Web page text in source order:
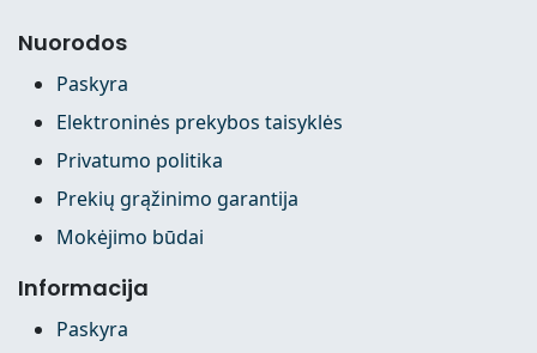
Nuorodos
Paskyra
Elektroninės prekybos taisyklės
Privatumo politika
Prekių grąžinimo garantija
Mokėjimo būdai
Informacija
Paskyra